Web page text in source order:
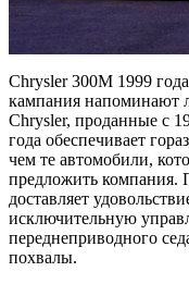
Chrysler 300M 1999
кампания напоминают
Chrysler, проданные с
года обеспечивает
чем те автомобили,
предложить компания.
доставляет
исключительную
переднеприводного
похвалы.